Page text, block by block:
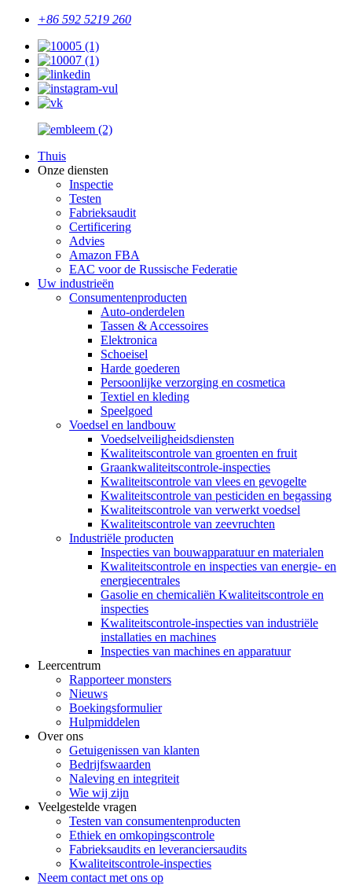
+86 592 5219 260
Thuis
Onze diensten
Inspectie
Testen
Fabrieksaudit
Certificering
Advies
Amazon FBA
EAC voor de Russische Federatie
Uw industrieën
Consumentenproducten
Auto-onderdelen
Tassen & Accessoires
Elektronica
Schoeisel
Harde goederen
Persoonlijke verzorging en cosmetica
Textiel en kleding
Speelgoed
Voedsel en landbouw
Voedselveiligheidsdiensten
Kwaliteitscontrole van groenten en fruit
Graankwaliteitscontrole-inspecties
Kwaliteitscontrole van vlees en gevogelte
Kwaliteitscontrole van pesticiden en begassing
Kwaliteitscontrole van verwerkt voedsel
Kwaliteitscontrole van zeevruchten
Industriële producten
Inspecties van bouwapparatuur en materialen
Kwaliteitscontrole en inspecties van energie- en
energiecentrales
Gasolie en chemicaliën Kwaliteitscontrole en
inspecties
Kwaliteitscontrole-inspecties van industriële
installaties en machines
Inspecties van machines en apparatuur
Leercentrum
Rapporteer monsters
Nieuws
Boekingsformulier
Hulpmiddelen
Over ons
Getuigenissen van klanten
Bedrijfswaarden
Naleving en integriteit
Wie wij zijn
Veelgestelde vragen
Testen van consumentenproducten
Ethiek en omkopingscontrole
Fabrieksaudits en leveranciersaudits
Kwaliteitscontrole-inspecties
Neem contact met ons op